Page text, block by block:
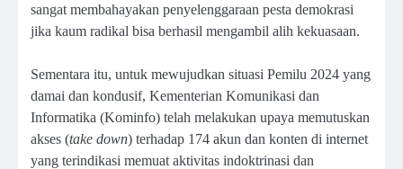
sangat membahayakan penyelenggaraan pesta demokrasi
jika kaum radikal bisa berhasil mengambil alih kekuasaan.
Sementara itu, untuk mewujudkan situasi Pemilu 2024 yang
damai dan kondusif, Kementerian Komunikasi dan
Informatika (Kominfo) telah melakukan upaya memutuskan
akses (take down) terhadap 174 akun dan konten di internet
yang terindikasi memuat aktivitas indoktrinasi dan